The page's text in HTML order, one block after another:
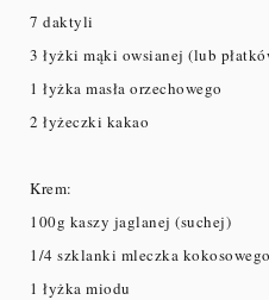
7 daktyli
3 łyżki mąki owsianej (lub
1 łyżka masła orzechowego
2 łyżeczki kakao
Krem:
100g kaszy jaglanej (suchej)
1/4 szklanki mleczka
1 łyżka miodu